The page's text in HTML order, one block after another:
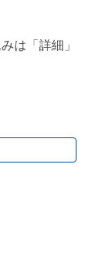
は「詳細」